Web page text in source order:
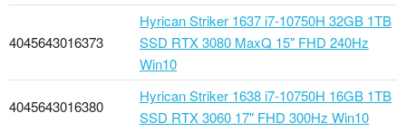
4045643016373
Hyrican Striker 1637 i7-10750H 32GB 1TB
SSD RTX 3080 MaxQ 15" FHD 240Hz
Win10
4045643016380
Hyrican Striker 1638 i7-10750H 16GB 1TB
SSD RTX 3060 17" FHD 300Hz Win10